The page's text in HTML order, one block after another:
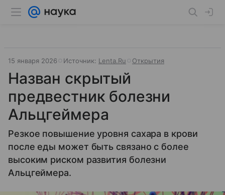
15 января 2026 Источник: Lenta.Ru Открытия
Назван скрытый
предвестник болезни
Альцгеймера
Резкое повышение уровня сахара в крови
после еды может быть связано с более
высоким риском развития болезни
Альцгеймера.